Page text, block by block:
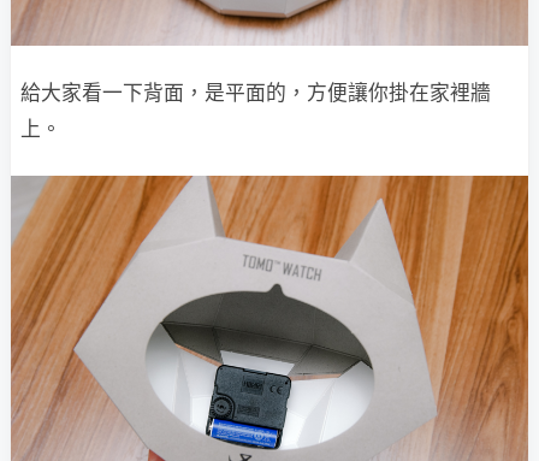
給大家看一下背面，是平面的，方便讓你掛在家裡牆
上。